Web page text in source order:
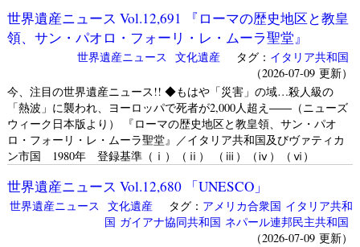
世界遺産ニュース Vol.12,691 『ローマの歴史地区と教皇
領、サン・パオロ・フォーリ・レ・ムーラ聖堂』
世界遺産ニュース 文化遺産タグ： イタリア共和国
（2026-07-09 更新）
今、注目の世界遺産ニュース!! ◆もはや「災害」の域…殺人級の
「熱波」に襲われ、ヨーロッパで死者が2,000人超え――（ニューズ
ウィーク日本版より） 『ローマの歴史地区と教皇領、サン・パオ
ロ・フォーリ・レ・ムーラ聖堂』／イタリア共和国及びヴァティカ
ン市国 1980年 登録基準（ⅰ）（ⅱ） （ⅲ）（ⅳ）（ⅵ）
世界遺産ニュース Vol.12,680 「UNESCO」
世界遺産ニュース 文化遺産タグ： アメリカ合衆国 イタリア共和
国 ガイアナ協同共和国 ネパール連邦民主共和国
（2026-07-09 更新）